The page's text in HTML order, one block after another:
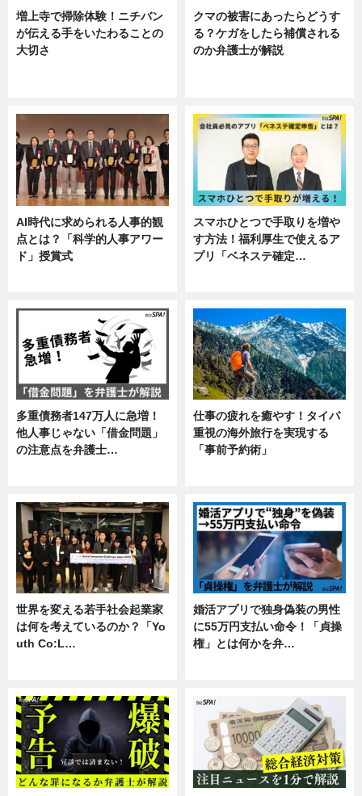
増上寺で掃除体験！ニチバン
が伝える手をいたわることの
大切さ
クマの被害にあったらどうす
る？ケガをしたら補償される
のか弁護士が解説
AI時代に求められる人事的観
点とは？「科学的人事アワー
ド」授賞式
スマホひとつで手取りを増や
す方法！福利厚生で使えるア
プリ「ベネステ確定…
多重債務者147万人に急増！
他人事じゃない「借金問題」
の注意点を弁護士…
仕事の疲れを癒やす！タイパ
重視の海外旅行を実現する
「事前予約術」
世界を変える若手社会起業家
は何を考えているのか？「Yo
uth Co:L…
婚活アプリで独身偽装の男性
に55万円支払い命令！「貞操
権」とは何かを弁…